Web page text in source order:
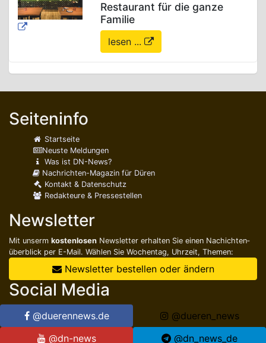
Restaurant für die ganze
Familie
lesen ...
Seiteninfo
Startseite
Neuste Meldungen
Was ist DN-News?
Nachrichten-Magazin für Düren
Kontakt & Datenschutz
Redakteure & Pressestellen
Newsletter
Mit unserm kostenlosen Newsletter erhalten Sie einen Nachichten­
überblick per E-Mail. Wählen Sie Wochentag, Uhrzeit, Themen:
Newsletter bestellen oder ändern
Social Media
@duerennews.de
@dueren_news
@dn-news
@dn_news_de